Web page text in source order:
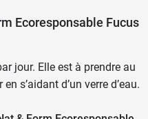
Ecoresponsable Fucus
jour. Elle est à prendre au
s’aidant d’un verre d’eau.